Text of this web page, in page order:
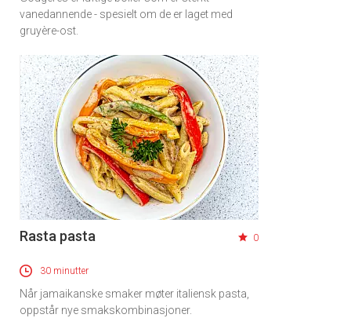
vanedannende - spesielt om de er laget med
gruyère-ost.
Rasta pasta 0
30 minutter
Når jamaikanske smaker møter italiensk pasta,
oppstår nye smakskombinasjoner.